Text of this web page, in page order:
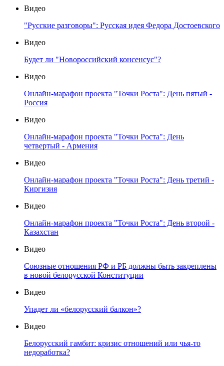
Видео
"Русские разговоры": Русская идея Федора Достоевского
Видео
Будет ли "Новороссийский консенсус"?
Видео
Онлайн-марафон проекта "Точки Роста": День пятый -
Россия
Видео
Онлайн-марафон проекта "Точки Роста": День
четвертый - Армения
Видео
Онлайн-марафон проекта "Точки Роста": День третий -
Киргизия
Видео
Онлайн-марафон проекта "Точки Роста": День второй -
Казахстан
Видео
Союзные отношения РФ и РБ должны быть закреплены
в новой белорусской Конституции
Видео
Упадет ли «белорусский балкон»?
Видео
Белорусский гамбит: кризис отношений или чья-то
недоработка?